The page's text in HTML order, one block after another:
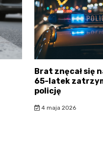
Brat znęcał się
65-latek
policję
4 maja 2026